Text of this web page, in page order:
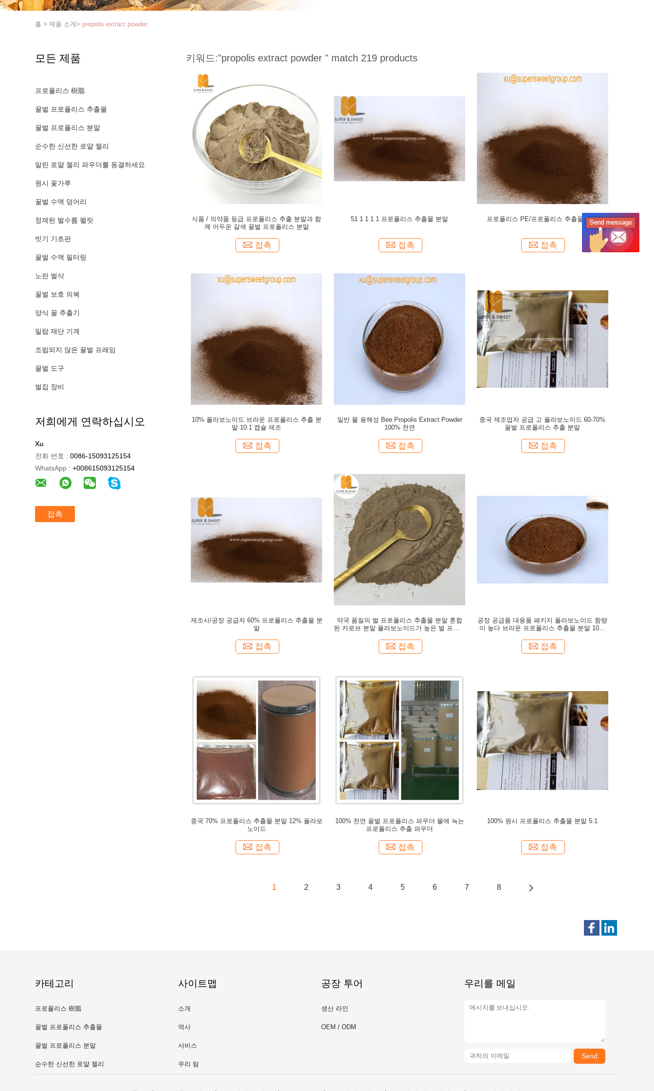
홈 > 제품 소개> propolis extract powder
모든 제품
프로폴리스 樹脂
꿀벌 프로폴리스 추출물
꿀벌 프로폴리스 분말
순수한 신선한 로얄 젤리
말린 로얄 젤리 파우더를 동결하세요
원시 꽃가루
꿀벌 수액 덩어리
정제된 벌수름 펠릿
빗기 기초판
꿀벌 수액 필터링
노란 벌삭
꿀벌 보호 의복
양식 꿀 추출기
밀랍 재단 기계
조립되지 않은 꿀벌 프레임
꿀벌 도구
벌집 장비
저희에게 연락하십시오
Xu
전화 번호 : 0086-15093125154
WhatsApp : +008615093125154
접촉
키워드:"propolis extract powder " match 219 products
식품 / 의약품 등급 프로폴리스 추출 분말과 함
께 어두운 갈색 꿀벌 프로폴리스 분말
접촉
51 1 1 1 1 프로폴리스 추출물 분말
접촉
프로폴리스 PE/프로폴리스 추출물 분말
접촉
10% 플라보노이드 브라운 프로폴리스 추출 분
말 10:1 캡슐 제조
접촉
일반 물 용해성 Bee Propolis Extract Powder
100% 천연
접촉
중국 제조업자 공급 고 플라보노이드 60-70%
꿀벌 프로폴리스 추출 분말
접촉
제조사/공장 공급자 60% 프로폴리스 추출물 분
말
접촉
약국 품질의 벌 프로폴리스 추출물 분말 혼합
된 카로브 분말 플라보노이드가 높은 벌 프로폴
접촉
공장 공급품 대용품 패키지 플라보노이드 함량
이 높다 브라운 프로폴리스 추출물 분말 100g
접촉
중국 70% 프로폴리스 추출물 분말 12% 플라보
노이드
접촉
100% 천연 꿀벌 프로폴리스 파우더 물에 녹는
프로폴리스 추출 파우더
접촉
100% 원시 프로폴리스 추출물 분말 5:1
접촉
1 2 3 4 5 6 7 8
카테고리
프로폴리스 樹脂
꿀벌 프로폴리스 추출물
꿀벌 프로폴리스 분말
순수한 신선한 로얄 젤리
사이트맵
소개
역사
서비스
우리 팀
공장 투어
생산 라인
OEM / ODM
우리를 메일
Send